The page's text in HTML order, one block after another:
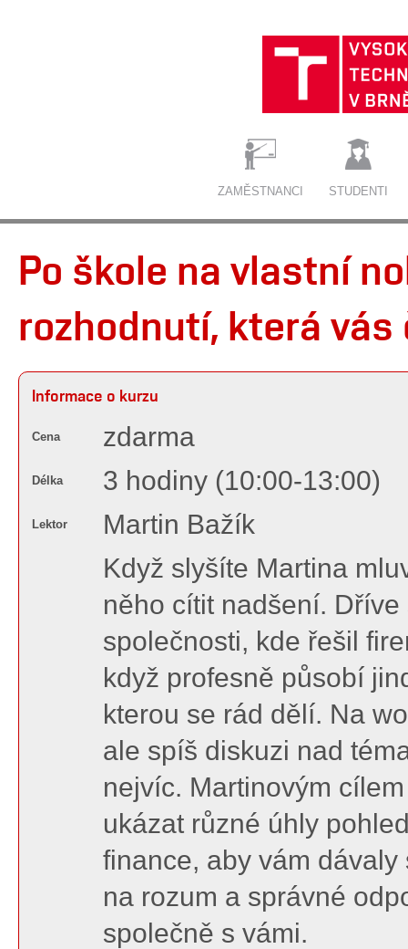
ZAMĚSTNANCI STUDENTI
Po škole na vlastní
rozhodnutí, která vás
Informace o kurzu
Cena zdarma
Délka 3 hodiny (10:00-13:00)
Lektor
Martin Bažík
Když slyšíte Martina
něho cítit nadšení.
společnosti, kde řešil
když profesně působí
kterou se rád dělí. Na
ale spíš diskuzi nad
nejvíc. Martinovým
ukázat různé úhly
finance, aby vám
na rozum a správné
společně s vámi.